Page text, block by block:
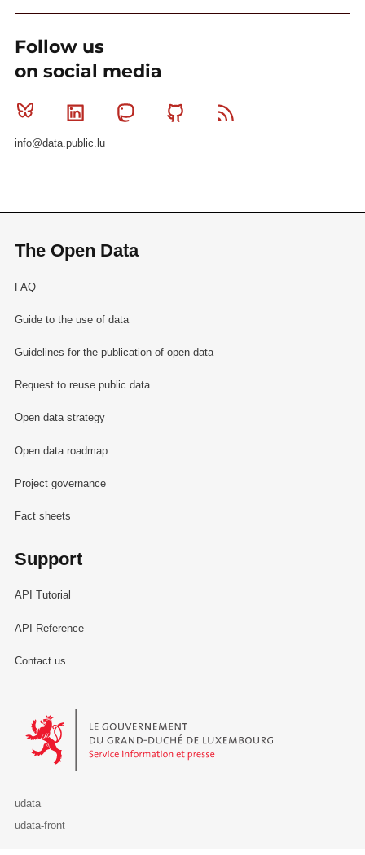
Follow us
on social media
Bluesky Linkedin MastodonGithub
info@data.public.lu
The Open Data
FAQ
Guide to the use of data
Guidelines for the publication of open data
Request to reuse public data
Open data strategy
Open data roadmap
Project governance
Fact sheets
Support
API Tutorial
API Reference
Contact us
Le Gouvernement du Grand-Duché de Luxembourg - Service
udata
udata-front